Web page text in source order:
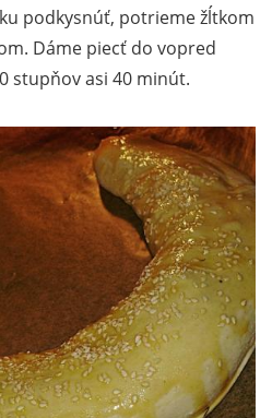
podkysnúť, potrieme žĺtkom
Dáme piecť do vopred
stupňov asi 40 minút.